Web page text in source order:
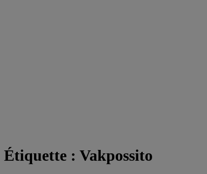
Étiquette : Vakpossito